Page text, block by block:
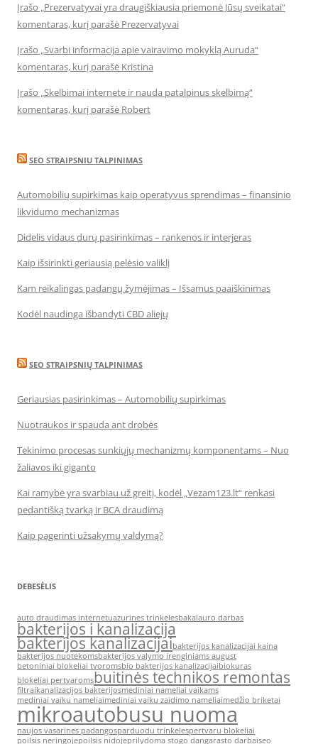
Įrašo „Prezervatyvai yra draugiškiausia priemonė Jūsų sveikatai“
komentaras, kurį parašė Prezervatyvai
Įrašo „Svarbi informacija apie vairavimo mokyklą Auruda“
komentaras, kurį parašė Kristina
Įrašo „Skelbimai internete ir nauda patalpinus skelbimą“
komentaras, kurį parašė Robert
SEO STRAIPSNIU TALPINIMAS
Automobilių supirkimas kaip operatyvus sprendimas – finansinio
likvidumo mechanizmas
Didelis vidaus durų pasirinkimas – rankenos ir interjeras
Kaip išsirinkti geriausią pelėsio valiklį
Kam reikalingas padangų žymėjimas – Išsamus paaiškinimas
Kodėl naudinga išbandyti CBD aliejų
SEO STRAIPSNIŲ TALPINIMAS
Geriausias pasirinkimas – Automobilių supirkimas
Nuotraukos ir spauda ant drobės
Tekinimo procesas sunkiųjų mechanizmų komponentams – Nuo
žaliavos iki giganto
Kai ramybė yra svarbiau už greitį, kodėl „Vezam123.lt“ renkasi
pedantišką tvarką ir BCA draudimą
Kaip pagerinti užsakymų valdymą?
DEBESĖLIS
auto draudimas internetuazurines trinkelesbakalauro darbas
bakterijos i kanalizacija
bakterijos kanalizacijaibakterijos kanalizacijai kaina
bakterijos nuotekomsbakterijos valymo irenginiams august
betoniniai blokeliai tvoromsbio bakterijos kanalizacijaibiokuras
blokeliai pertvaromsbuitinės technikos remontas
filtraikanalizacijos bakterijosmediniai nameliai vaikams
mediniai vaiku nameliaimediniai vaiku zaidimo nameliaimedžio briketai
mikroautobusu nuoma
naujos vasarines padangosparduodu trinkelespertvaru blokeliai
poilsis neringojepoilsis nidojeprilydoma stogo dangarasto darbaiseo